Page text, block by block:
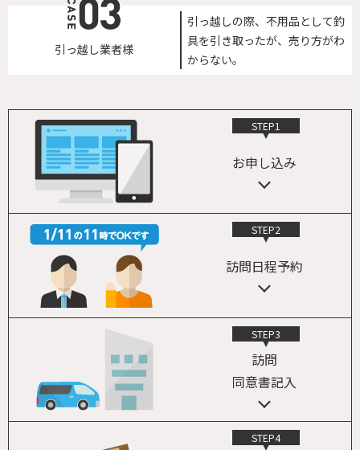
引っ越し業者様
引っ越しの際、不用品として釣
具を引き取ったが、売り方がわ
からない。
STEP1
お申し込み
STEP2
訪問日程予約
STEP3
訪問
同意書記入
STEP4